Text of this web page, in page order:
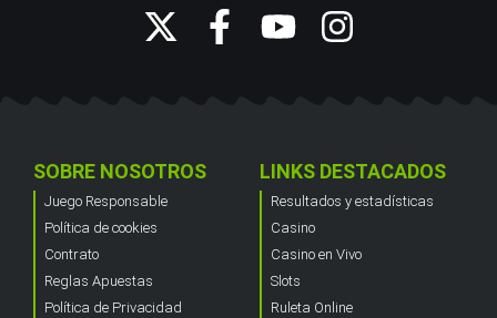
SOBRE NOSOTROS
Juego Responsable
Política de cookies
Contrato
Reglas Apuestas
Política de Privacidad
LINKS DESTACADOS
Resultados y estadísticas
Casino
Casino en Vivo
Slots
Ruleta Online